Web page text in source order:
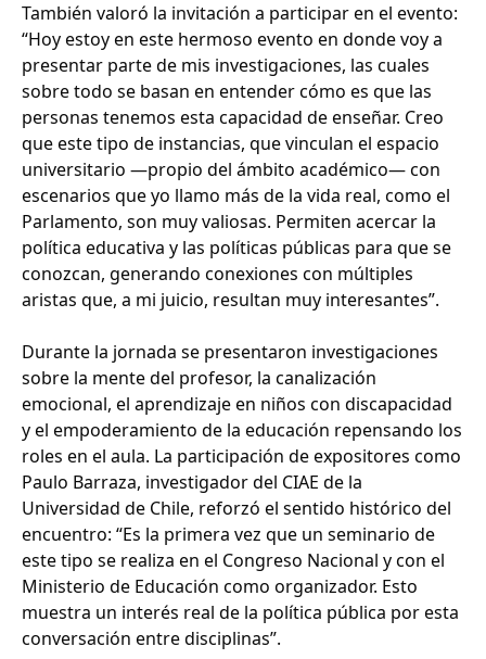
También valoró la invitación a participar en el evento:
“Hoy estoy en este hermoso evento en donde voy a
presentar parte de mis investigaciones, las cuales
sobre todo se basan en entender cómo es que las
personas tenemos esta capacidad de enseñar. Creo
que este tipo de instancias, que vinculan el espacio
universitario —propio del ámbito académico— con
escenarios que yo llamo más de la vida real, como el
Parlamento, son muy valiosas. Permiten acercar la
política educativa y las políticas públicas para que se
conozcan, generando conexiones con múltiples
aristas que, a mi juicio, resultan muy interesantes”.
Durante la jornada se presentaron investigaciones
sobre la mente del profesor, la canalización
emocional, el aprendizaje en niños con discapacidad
y el empoderamiento de la educación repensando los
roles en el aula. La participación de expositores como
Paulo Barraza, investigador del CIAE de la
Universidad de Chile, reforzó el sentido histórico del
encuentro: “Es la primera vez que un seminario de
este tipo se realiza en el Congreso Nacional y con el
Ministerio de Educación como organizador. Esto
muestra un interés real de la política pública por esta
conversación entre disciplinas”.